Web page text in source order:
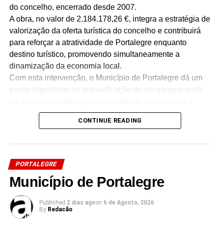
do concelho, encerrado desde 2007.
A obra, no valor de 2.184.178,26 €, integra a estratégia de
valorização da oferta turística do concelho e contribuirá
para reforçar a atratividade de Portalegre enquanto
destino turístico, promovendo simultaneamente a
dinamização da economia local.
Com esta intervenção, o Município de Portalegre dá um
passo importante na requalificação de um equipamento
oferta turística do concelho e melhorando as condições
de acolhimento de residentes, visitantes e turistas.
Source link
Facebook
Mastodon
CONTINUE READING
PORTALEGRE
Município de Portalegre
Published 2 dias agoon 6 de Agosto, 2026
By Redacão